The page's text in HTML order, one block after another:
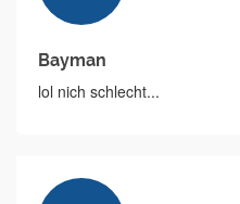
Bayman
lol nich schlecht...